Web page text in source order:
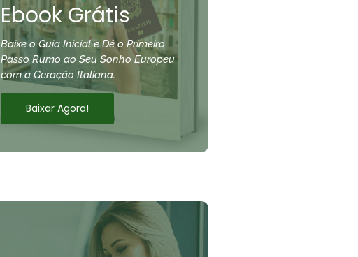
Ebook Grátis
Baixe o Guia Inicial e Dê o Primeiro
Passo Rumo ao Seu Sonho Europeu
com a Geração Italiana.
Baixar Agora!